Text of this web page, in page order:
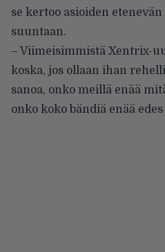
se kertoo asioiden
suuntaan.
– Viimeisimmistä Xentrix-
koska, jos ollaan ihan
sanoa, onko meillä enää
onko koko bändiä enää edes